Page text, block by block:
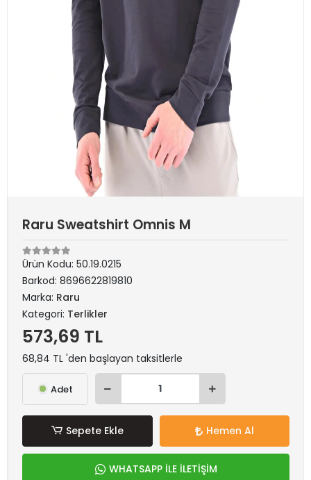
Raru Sweatshirt Omnis M
Ürün Kodu: 50.19.0215
Barkod: 8696622819810
Marka: Raru
Kategori: Terlikler
573,69 TL
68,84 TL 'den başlayan taksitlerle
Adet
Sepete Ekle Hemen Al
WHATSAPP İLE İLETİŞİM